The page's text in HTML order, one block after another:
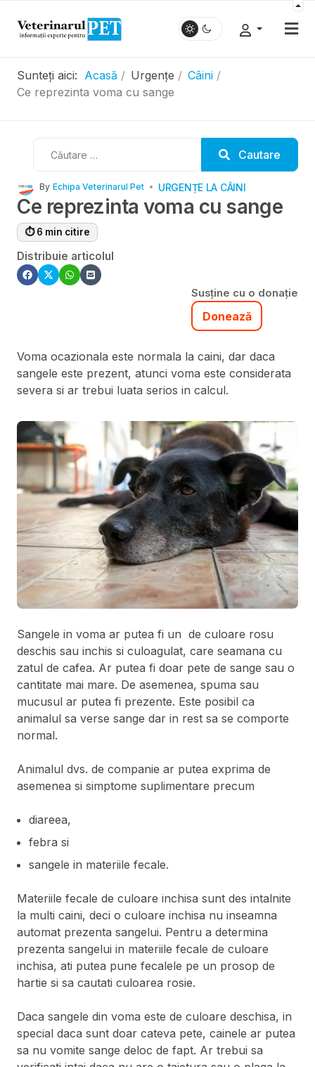
Sunteți aici: Acasă Urgențe
Câini
Ce reprezinta voma cu sange
Cautare
By Echipa Veterinarul Pet URGENȚE LA CÂINI
Ce reprezinta voma cu sange
⏱ 6 min citire
Distribuie articolul
Susține cu o donație
Donează
Voma ocazionala este normala la caini, dar daca
sangele este prezent, atunci voma este considerata
severa si ar trebui luata serios in calcul.
Sangele in voma ar putea fi un de culoare rosu
deschis sau inchis si culoagulat, care seamana cu
zatul de cafea. Ar putea fi doar pete de sange sau o
cantitate mai mare. De asemenea, spuma sau
mucusul ar putea fi prezente. Este posibil ca
animalul sa verse sange dar in rest sa se comporte
normal.
Animalul dvs. de companie ar putea exprima de
asemenea si simptome suplimentare precum
diareea,
febra si
sangele in materiile fecale.
Materiile fecale de culoare inchisa sunt des intalnite
la multi caini, deci o culoare inchisa nu inseamna
automat prezenta sangelui. Pentru a determina
prezenta sangelui in materiile fecale de culoare
inchisa, ati putea pune fecalele pe un prosop de
hartie si sa cautati culoarea rosie.
Daca sangele din voma este de culoare deschisa, in
special daca sunt doar cateva pete, cainele ar putea
sa nu vomite sange deloc de fapt. Ar trebui sa